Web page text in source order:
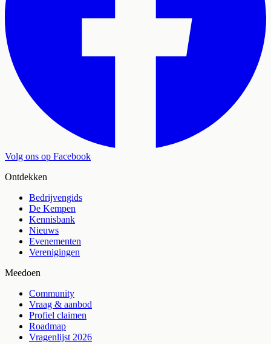
Volg ons op Facebook
Ontdekken
Bedrijvengids
De Kempen
Kennisbank
Nieuws
Evenementen
Verenigingen
Meedoen
Community
Vraag & aanbod
Profiel claimen
Roadmap
Vragenlijst 2026